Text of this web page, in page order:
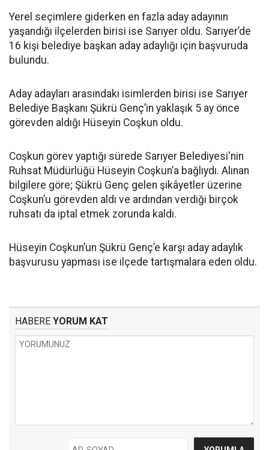
Yerel seçimlere giderken en fazla aday adayının
yaşandığı ilçelerden birisi ise Sarıyer oldu. Sarıyer’de
16 kişi belediye başkan aday adaylığı için başvuruda
bulundu.
Aday adayları arasındaki isimlerden birisi ise Sarıyer
Belediye Başkanı Şükrü Genç’in yaklaşık 5 ay önce
görevden aldığı Hüseyin Coşkun oldu.
Coşkun görev yaptığı sürede Sarıyer Belediyesi'nin
Ruhsat Müdürlüğü Hüseyin Coşkun’a bağlıydı. Alınan
bilgilere göre; Şükrü Genç gelen şikâyetler üzerine
Coşkun’u görevden aldı ve ardından verdiği birçok
ruhsatı da iptal etmek zorunda kaldı.
Hüseyin Coşkun’un Şükrü Genç’e karşı aday adaylık
başvurusu yapması ise ilçede tartışmalara eden oldu.
HABERE YORUM KAT